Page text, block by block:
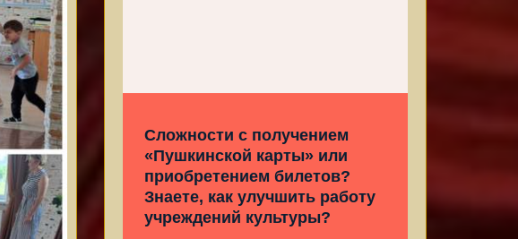
Сложности с получением
«Пушкинской карты» или
приобретением билетов?
Знаете, как улучшить работу
учреждений культуры?